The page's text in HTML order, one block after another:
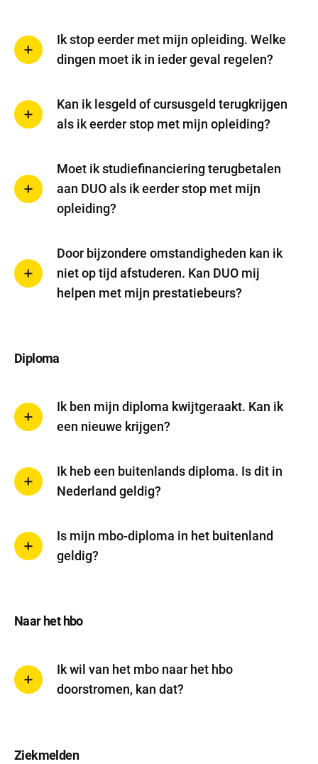
Ik stop eerder met mijn opleiding. Welke
dingen moet ik in ieder geval regelen?
Kan ik lesgeld of cursusgeld terugkrijgen
als ik eerder stop met mijn opleiding?
Moet ik studiefinanciering terugbetalen
aan DUO als ik eerder stop met mijn
opleiding?
Door bijzondere omstandigheden kan ik
niet op tijd afstuderen. Kan DUO mij
helpen met mijn prestatiebeurs?
Diploma
Ik ben mijn diploma kwijtgeraakt. Kan ik
een nieuwe krijgen?
Ik heb een buitenlands diploma. Is dit in
Nederland geldig?
Is mijn mbo-diploma in het buitenland
geldig?
Naar het hbo
Ik wil van het mbo naar het hbo
doorstromen, kan dat?
Ziekmelden